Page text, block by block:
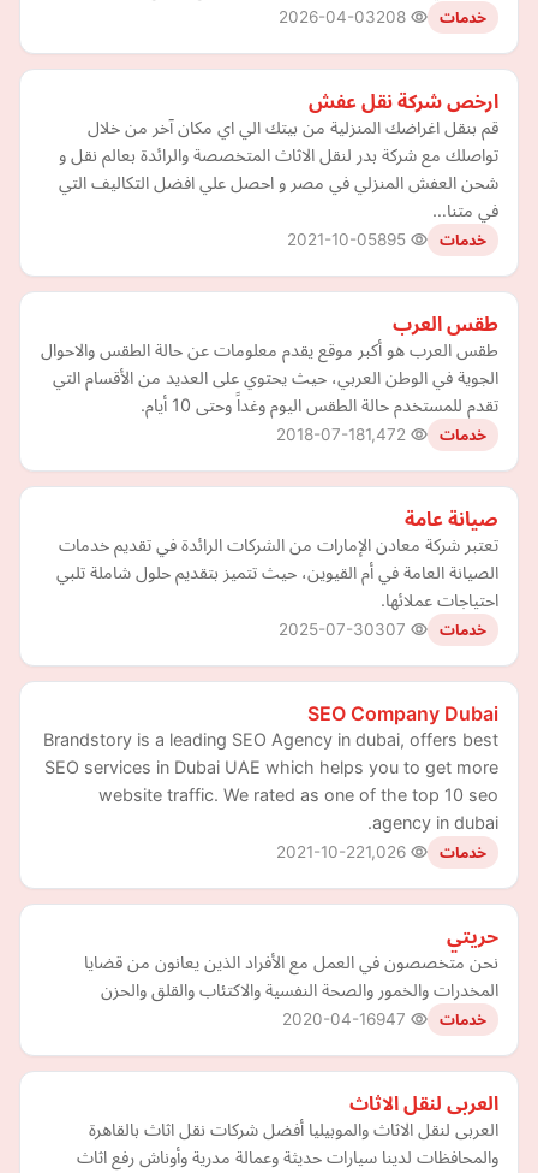
خدمات 2026-04-03
ارخص شركة نقل عفش
قم بنقل اغراضك المنزلية من بيتك الي اي مكان آخر من خلال
تواصلك مع شركة بدر لنقل الاثاث المتخصصة والرائدة بعالم نقل و
شحن العفش المنزلي في مصر و احصل علي افضل التكاليف التي
في متنا…
خدمات 2021-10-05
طقس العرب
طقس العرب هو أكبر موقع يقدم معلومات عن حالة الطقس والاحوال
الجوية في الوطن العربي، حيث يحتوي على العديد من الأقسام التي
تقدم للمستخدم حالة الطقس اليوم وغداً وحتى 10 أيام.
خدمات 2018-07-18
صيانة عامة
تعتبر شركة معادن الإمارات من الشركات الرائدة في تقديم خدمات
الصيانة العامة في أم القيوين، حيث تتميز بتقديم حلول شاملة تلبي
احتياجات عملائها.
خدمات 2025-07-30
SEO Company Dubai
Brandstory is a leading SEO Agency in dubai, offers best
SEO services in Dubai UAE which helps you to get more
website traffic. We rated as one of the top 10 seo
agency in dubai.
خدمات 2021-10-22
حريتي
نحن متخصصون في العمل مع الأفراد الذين يعانون من قضايا
المخدرات والخمور والصحة النفسية والاكتئاب والقلق والحزن
خدمات 2020-04-16
العربى لنقل الاثاث
العربى لنقل الاثاث والموبيليا أفضل شركات نقل اثاث بالقاهرة
والمحافظات لدينا سيارات حديثة وعمالة مدرية وأوناش رفع اثاث